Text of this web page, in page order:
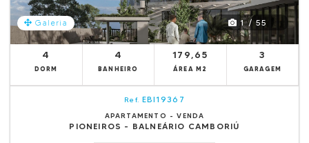
Galeria 1 / 55
4
DORM
4
BANHEIRO
179,65
ÁREA M2
3
GARAGEM
Ref. EBI19367
APARTAMENTO - VENDA
PIONEIROS - BALNEÁRIO CAMBORIÚ